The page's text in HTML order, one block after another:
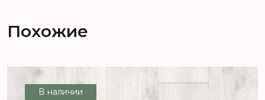
Похожие
В наличии